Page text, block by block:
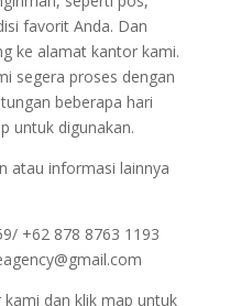
favorit Anda. Dan
ke alamat kantor kami.
segera proses dengan
beberapa hari
untuk digunakan.
atau informasi lainnya
+62 878 8763 1193
dan klik map untuk